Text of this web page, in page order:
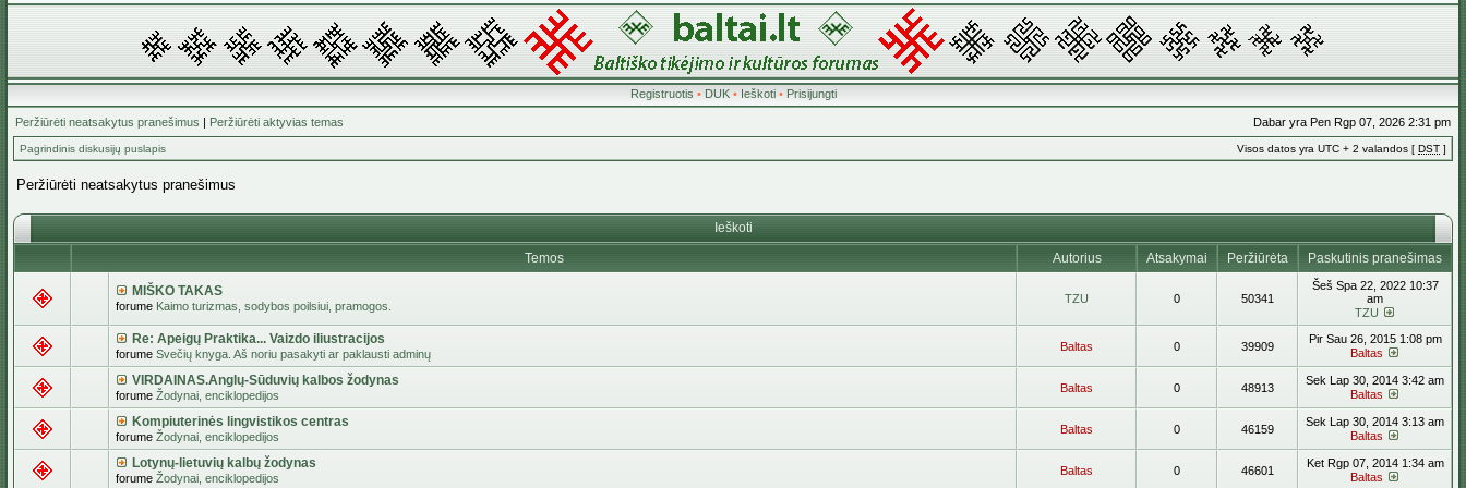
Registruotis • DUK• Ieškoti• Prisijungti
Peržiūrėti neatsakytus pranešimus | Peržiūrėti aktyvias temas Dabar yra Pen Rgp 07, 2026 2:31 pm
Pagrindinis diskusijų puslapis Visos datos yra UTC + 2 valandos [ DST ]
Peržiūrėti neatsakytus pranešimus
Ieškoti
Temos
Autorius Atsakymai Peržiūrėta Paskutinis pranešimas
MIŠKO TAKAS
forume Kaimo turizmas, sodybos poilsiui, pramogos.
TZU 0 50341
Šeš Spa 22, 2022 10:37
am
TZU
Re: Apeigų Praktika... Vaizdo iliustracijos
forume Svečių knyga. Aš noriu pasakyti ar paklausti adminų
Baltas 0 39909
Pir Sau 26, 2015 1:08 pm
Baltas
VIRDAINAS.Anglų-Sūduvių kalbos žodynas
forume Žodynai, enciklopedijos
Baltas 0 48913
Sek Lap 30, 2014 3:42 am
Baltas
Kompiuterinės lingvistikos centras
forume Žodynai, enciklopedijos
Baltas 0 46159
Sek Lap 30, 2014 3:13 am
Baltas
Lotynų-lietuvių kalbų žodynas
forume Žodynai, enciklopedijos
Baltas 0 46601
Ket Rgp 07, 2014 1:34 am
Baltas